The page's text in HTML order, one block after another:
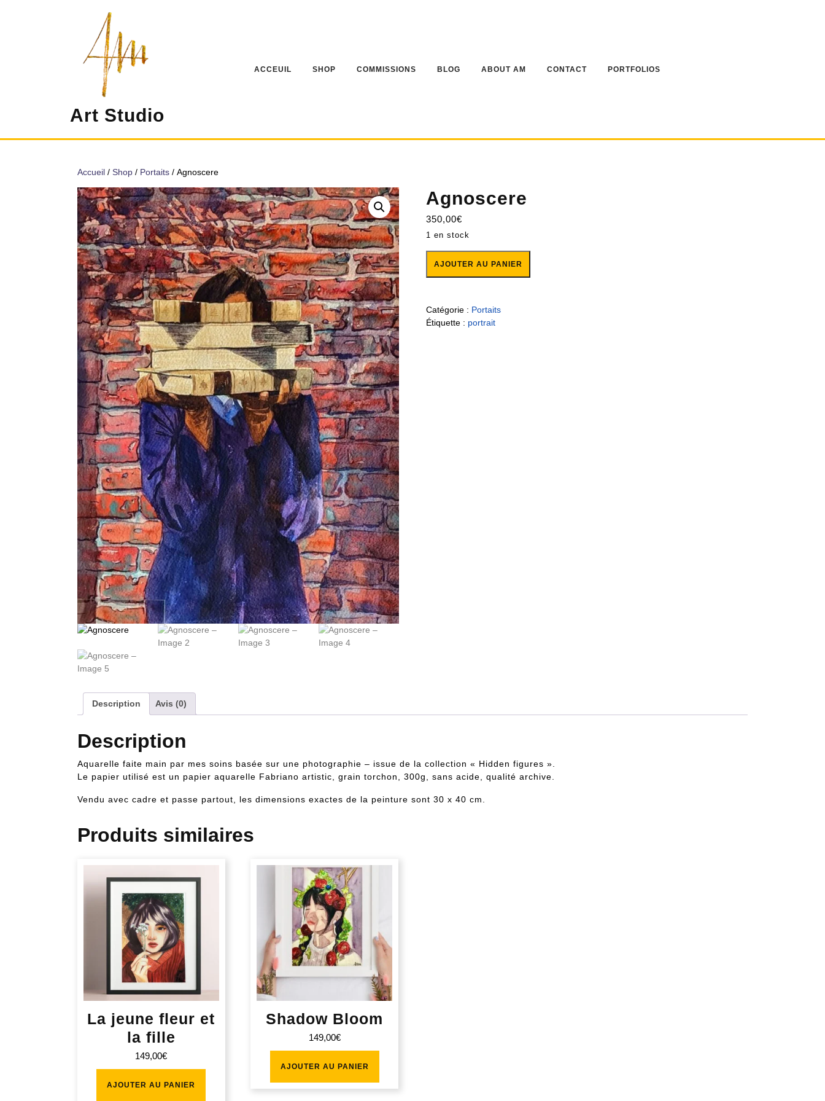
Art Studio
ACCEUIL SHOP COMMISSIONS BLOG ABOUT AM CONTACT PORTFOLIOS
Accueil / Shop / Portaits / Agnoscere
Agnoscere
350,00€
1 en stock
AJOUTER AU PANIER
Catégorie : Portaits
Étiquette : portrait
Description Avis (0)
Description
Aquarelle faite main par mes soins basée sur une photographie – issue de la collection « Hidden figures ».
Le papier utilisé est un papier aquarelle Fabriano artistic, grain torchon, 300g, sans acide, qualité archive.
Vendu avec cadre et passe partout, les dimensions exactes de la peinture sont 30 x 40 cm.
Produits similaires
La jeune fleur et
la fille
149,00€
AJOUTER AU PANIER
Shadow Bloom
149,00€
AJOUTER AU PANIER